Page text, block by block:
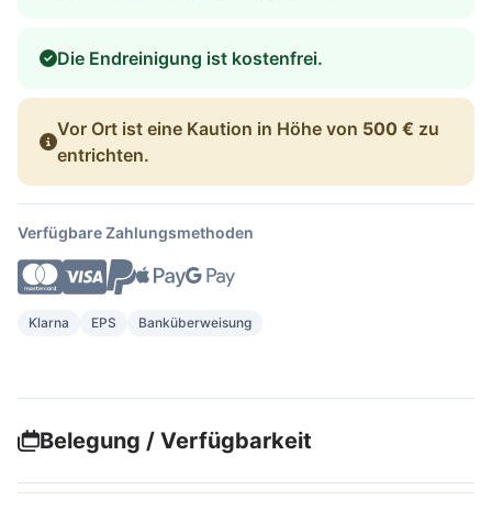
Die Endreinigung ist kostenfrei.
Vor Ort ist eine Kaution in Höhe von 500 € zu
entrichten.
Verfügbare Zahlungsmethoden
Klarna EPS Banküberweisung
Belegung / Verfügbarkeit